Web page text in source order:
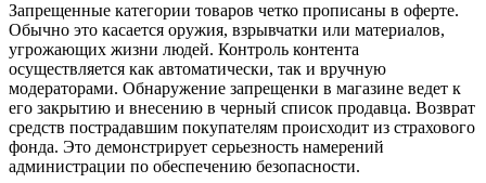
Запрещенные категории товаров четко прописаны в оферте.
Обычно это касается оружия, взрывчатки или материалов,
угрожающих жизни людей. Контроль контента
осуществляется как автоматически, так и вручную
модераторами. Обнаружение запрещенки в магазине ведет к
его закрытию и внесению в черный список продавца. Возврат
средств пострадавшим покупателям происходит из страхового
фонда. Это демонстрирует серьезность намерений
администрации по обеспечению безопасности.